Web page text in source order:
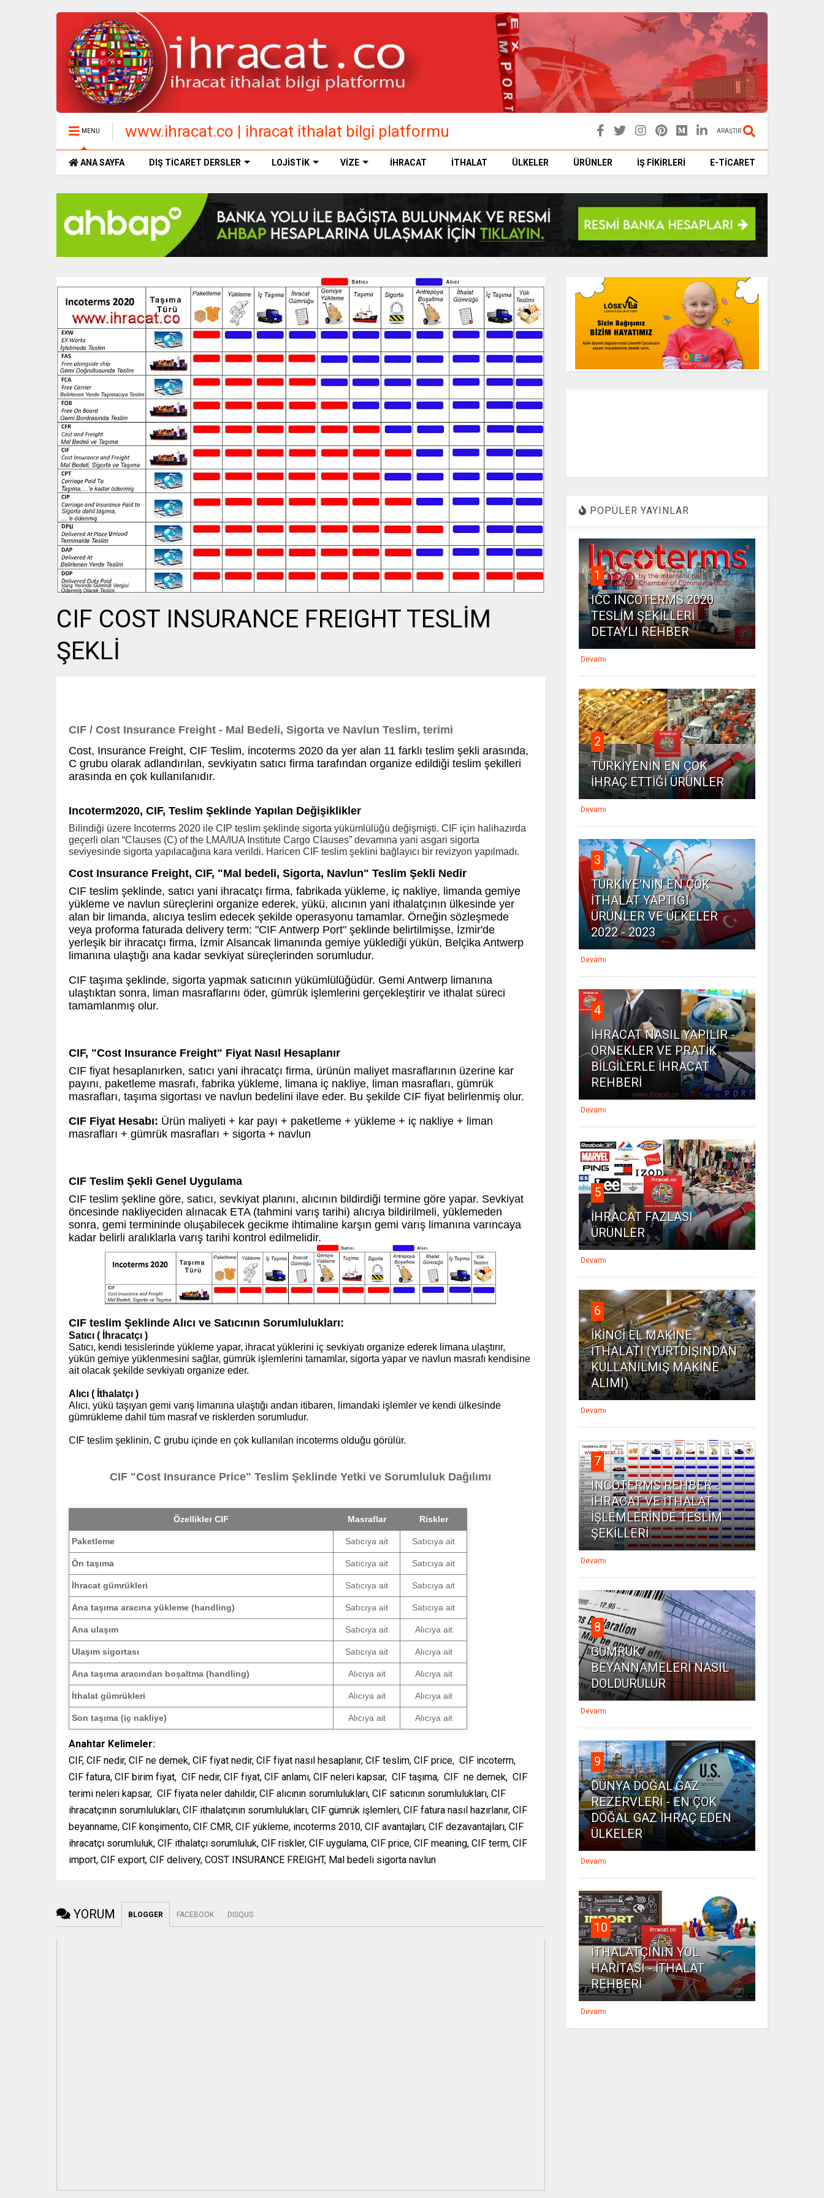
MENU www.ihracat.co | ihracat ithalat bilgi platformu ARAŞTIR
ANA SAYFA DIŞ TİCARET DERSLER LOJİSTİK VİZE İHRACAT İTHALAT ÜLKELER ÜRÜNLER İŞ FİKİRLERİ E-TİCARET
CIF COST INSURANCE FREIGHT TESLİM
ŞEKLİ
CIF / Cost Insurance Freight - Mal Bedeli, Sigorta ve Navlun Teslim, terimi
Cost, Insurance Freight, CIF Teslim, incoterms 2020 da yer alan 11 farklı teslim şekli arasında,
C grubu olarak adlandırılan, sevkiyatın satıcı firma tarafından organize edildiği teslim şekilleri
arasında en çok kullanılanıdır.
Incoterm2020, CIF, Teslim Şeklinde Yapılan Değişiklikler
Bilindiği üzere Incoterms 2020 ile CIP teslim şeklinde sigorta yükümlülüğü değişmişti. CIF için halihazırda
geçerli olan “Clauses (C) of the LMA/IUA Institute Cargo Clauses” devamına yani asgari sigorta
seviyesinde sigorta yapılacağına kara verildi. Haricen CIF teslim şeklini bağlayıcı bir revizyon yapılmadı.
Cost Insurance Freight, CIF, "Mal bedeli, Sigorta, Navlun" Teslim Şekli Nedir
CIF teslim şeklinde, satıcı yani ihracatçı firma, fabrikada yükleme, iç nakliye, limanda gemiye
yükleme ve navlun süreçlerini organize ederek, yükü, alıcının yani ithalatçının ülkesinde yer
alan bir limanda, alıcıya teslim edecek şekilde operasyonu tamamlar. Örneğin sözleşmede
veya proforma faturada delivery term: "CIF Antwerp Port" şeklinde belirtilmişse, İzmir'de
yerleşik bir ihracatçı firma, İzmir Alsancak limanında gemiye yüklediği yükün, Belçika Antwerp
limanına ulaştığı ana kadar sevkiyat süreçlerinden sorumludur.
CIF taşıma şeklinde, sigorta yapmak satıcının yükümlülüğüdür. Gemi Antwerp limanına
ulaştıktan sonra, liman masraflarını öder, gümrük işlemlerini gerçekleştirir ve ithalat süreci
tamamlanmış olur.
CIF, "Cost Insurance Freight" Fiyat Nasıl Hesaplanır
CIF fiyat hesaplanırken, satıcı yani ihracatçı firma, ürünün maliyet masraflarının üzerine kar
payını, paketleme masrafı, fabrika yükleme, limana iç nakliye, liman masrafları, gümrük
masrafları, taşıma sigortası ve navlun bedelini ilave eder. Bu şekilde CIF fiyat belirlenmiş olur.
CIF Fiyat Hesabı: Ürün maliyeti + kar payı + paketleme + yükleme + iç nakliye + liman
masrafları + gümrük masrafları + sigorta + navlun
CIF Teslim Şekli Genel Uygulama
CIF teslim şekline göre, satıcı, sevkiyat planını, alıcının bildirdiği termine göre yapar. Sevkiyat
öncesinde nakliyeciden alınacak ETA (tahmini varış tarihi) alıcıya bildirilmeli, yüklemeden
sonra, gemi termininde oluşabilecek gecikme ihtimaline karşın gemi varış limanına varıncaya
kadar belirli aralıklarla varış tarihi kontrol edilmelidir.
CIF teslim Şeklinde Alıcı ve Satıcının Sorumlulukları:
Satıcı ( İhracatçı )
Satıcı, kendi tesislerinde yükleme yapar, ihracat yüklerini iç sevkiyatı organize ederek limana ulaştırır,
yükün gemiye yüklenmesini sağlar, gümrük işlemlerini tamamlar, sigorta yapar ve navlun masrafı kendisine
ait olacak şekilde sevkiyatı organize eder.
Alıcı ( İthalatçı )
Alıcı, yükü taşıyan gemi varış limanına ulaştığı andan itibaren, limandaki işlemler ve kendi ülkesinde
gümrükleme dahil tüm masraf ve risklerden sorumludur.
CIF teslim şeklinin, C grubu içinde en çok kullanılan incoterms olduğu görülür.
CIF "Cost Insurance Price" Teslim Şeklinde Yetki ve Sorumluluk Dağılımı
Özellikler CIF Masraflar Riskler
Paketleme Satıcıya ait Satıcıya ait
Ön taşıma Satıcıya ait Satıcıya ait
İhracat gümrükleri Satıcıya ait Satıcıya ait
Ana taşıma aracına yükleme (handling) Satıcıya ait Satıcıya ait
Ana ulaşım Satıcıya ait Alıcıya ait
Ulaşım sigortası Satıcıya ait Alıcıya ait
Ana taşıma aracından boşaltma (handling) Alıcıya ait Alıcıya ait
İthalat gümrükleri Alıcıya ait Alıcıya ait
Son taşıma (iç nakliye) Alıcıya ait Alıcıya ait
Anahtar Kelimeler:
CIF, CIF nedir, CIF ne demek, CIF fiyat nedir, CIF fiyat nasıl hesaplanır, CIF teslim, CIF price, CIF incoterm,
CIF fatura, CIF birim fiyat, CIF nedir, CIF fiyat, CIF anlamı, CIF neleri kapsar, CIF taşıma, CIF ne demek, CIF
terimi neleri kapsar, CIF fiyata neler dahildir, CIF alıcının sorumlulukları, CIF satıcının sorumlulukları, CIF
ihracatçının sorumlulukları, CIF ithalatçının sorumlulukları, CIF gümrük işlemleri, CIF fatura nasıl hazırlanır, CIF
beyanname, CIF konşimento, CIF CMR, CIF yükleme, incoterms 2010, CIF avantajları, CIF dezavantajları, CIF
ihracatçı sorumluluk, CIF ithalatçı sorumluluk, CIF riskler, CIF uygulama, CIF price, CIF meaning, CIF term, CIF
import, CIF export, CIF delivery, COST INSURANCE FREIGHT, Mal bedeli sigorta navlun
YORUM BLOGGER FACEBOOK DISQUS
POPÜLER YAYINLAR
1
ICC INCOTERMS 2020
TESLİM ŞEKİLLERİ
DETAYLI REHBER
Devamı
2
TÜRKİYENİN EN ÇOK
İHRAÇ ETTİĞİ ÜRÜNLER
Devamı
3
TÜRKİYE'NİN EN ÇOK
İTHALAT YAPTIĞI
ÜRÜNLER VE ÜLKELER
2022 - 2023
Devamı
4
İHRACAT NASIL YAPILIR -
ÖRNEKLER VE PRATİK
BİLGİLERLE İHRACAT
REHBERİ
Devamı
5
İHRACAT FAZLASI
ÜRÜNLER
Devamı
6
İKİNCİ EL MAKİNE
İTHALATI (YURTDIŞINDAN
KULLANILMIŞ MAKİNE
ALIMI)
Devamı
7
INCOTERMS REHBER -
İHRACAT VE İTHALAT
İŞLEMLERİNDE TESLİM
ŞEKİLLERİ
Devamı
8
GÜMRÜK
BEYANNAMELERİ NASIL
DOLDURULUR
Devamı
9
DÜNYA DOĞAL GAZ
REZERVLERİ - EN ÇOK
DOĞAL GAZ İHRAÇ EDEN
ÜLKELER
Devamı
10
İTHALATÇININ YOL
HARİTASI - İTHALAT
REHBERİ
Devamı